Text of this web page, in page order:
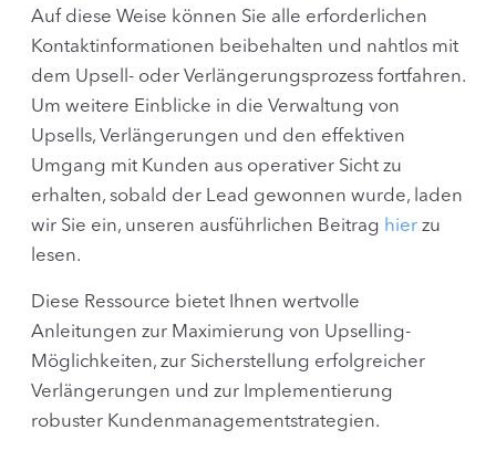
Auf diese Weise können Sie alle erforderlichen
Kontaktinformationen beibehalten und nahtlos mit
dem Upsell- oder Verlängerungsprozess fortfahren.
Um weitere Einblicke in die Verwaltung von
Upsells, Verlängerungen und den effektiven
Umgang mit Kunden aus operativer Sicht zu
erhalten, sobald der Lead gewonnen wurde, laden
wir Sie ein, unseren ausführlichen Beitrag hier zu
lesen.
Diese Ressource bietet Ihnen wertvolle
Anleitungen zur Maximierung von Upselling-
Möglichkeiten, zur Sicherstellung erfolgreicher
Verlängerungen und zur Implementierung
robuster Kundenmanagementstrategien.